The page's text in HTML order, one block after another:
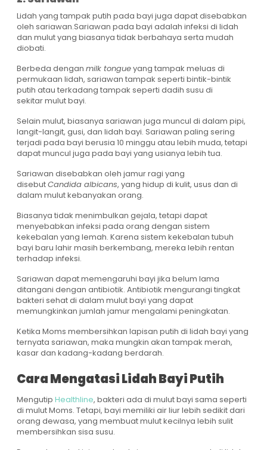
Lidah yang tampak putih pada bayi juga dapat disebabkan
oleh sariawan.Sariawan pada bayi adalah infeksi di lidah
dan mulut yang biasanya tidak berbahaya serta mudah
diobati.
Berbeda dengan milk tongueyang tampak meluas di
permukaan lidah, sariawan tampak seperti bintik-bintik
putih atau terkadang tampak seperti dadih susu di
sekitar mulut bayi.
Selain mulut, biasanya sariawan juga muncul di dalam pipi,
langit-langit, gusi, dan lidah bayi. Sariawan paling sering
terjadi pada bayi berusia 10 minggu atau lebih muda, tetapi
dapat muncul juga pada bayi yang usianya lebih tua.
Sariawan disebabkan oleh jamur ragi yang
disebutCandida albicans, yang hidup di kulit, usus dan di
dalam mulut kebanyakan orang.
Biasanya tidak menimbulkan gejala, tetapi dapat
menyebabkan infeksi pada orang dengan sistem
kekebalan yang lemah. Karena sistem kekebalan tubuh
bayi baru lahir masih berkembang, mereka lebih rentan
terhadap infeksi.
Sariawan dapat memengaruhi bayi jika belum lama
ditangani dengan antibiotik. Antibiotik mengurangi tingkat
bakteri sehat di dalam mulut bayi yang dapat
memungkinkan jumlah jamur mengalami peningkatan.
Ketika Moms membersihkan lapisan putih di lidah bayi yang
ternyata sariawan, maka mungkin akan tampak merah,
kasar dan kadang-kadang berdarah.
Cara Mengatasi Lidah Bayi Putih
Mengutip Healthline, bakteri ada di mulut bayi sama seperti
di mulut Moms. Tetapi, bayi memiliki air liur lebih sedikit dari
orang dewasa, yang membuat mulut kecilnya lebih sulit
membersihkan sisa susu.